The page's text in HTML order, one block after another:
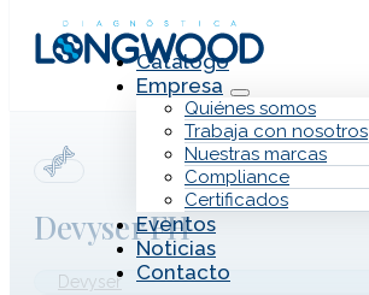
Saltar al contenido principal
Catálogo
Empresa
Quiénes somos
Trabaja con nosotros
Nuestras marcas
Compliance
Certificados
Eventos
Noticias
Contacto
Devyser FH
Devyser